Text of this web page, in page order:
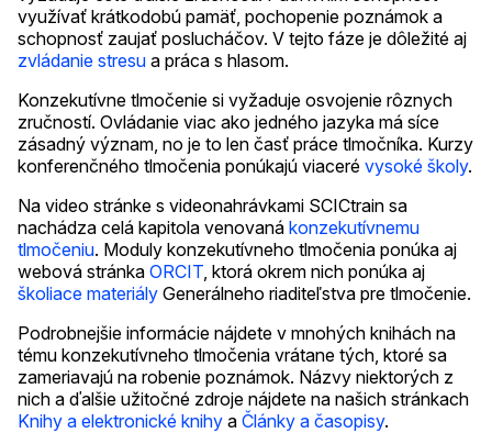
využívať krátkodobú pamäť, pochopenie poznámok a
schopnosť zaujať poslucháčov. V tejto fáze je dôležité aj
zvládanie stresu a práca s hlasom.
Konzekutívne tlmočenie si vyžaduje osvojenie rôznych
zručností. Ovládanie viac ako jedného jazyka má síce
zásadný význam, no je to len časť práce tlmočníka. Kurzy
konferenčného tlmočenia ponúkajú viaceré vysoké školy.
Na video stránke s videonahrávkami SCICtrain sa
nachádza celá kapitola venovaná konzekutívnemu
tlmočeniu. Moduly konzekutívneho tlmočenia ponúka aj
webová stránka ORCIT , ktorá okrem nich ponúka aj
školiace materiály Generálneho riaditeľstva pre tlmočenie.
Podrobnejšie informácie nájdete v mnohých knihách na
tému konzekutívneho tlmočenia vrátane tých, ktoré sa
zameriavajú na robenie poznámok. Názvy niektorých z
nich a ďalšie užitočné zdroje nájdete na našich stránkach
Knihy a elektronické knihy a Články a časopisy.